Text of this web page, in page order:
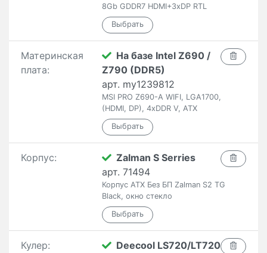
8Gb GDDR7 HDMI+3xDP RTL
Материнская
плата:
На базе Intel Z690 /
Z790 (DDR5)
арт. my1239812
MSI PRO Z690-A WIFI, LGA1700,
(HDMI, DP), 4xDDR V, ATX
Корпус:
Zalman S Serries
арт. 71494
Корпус ATX Без БП Zalman S2 TG
Black, окно стекло
Кулер: Deecool LS720/LT720